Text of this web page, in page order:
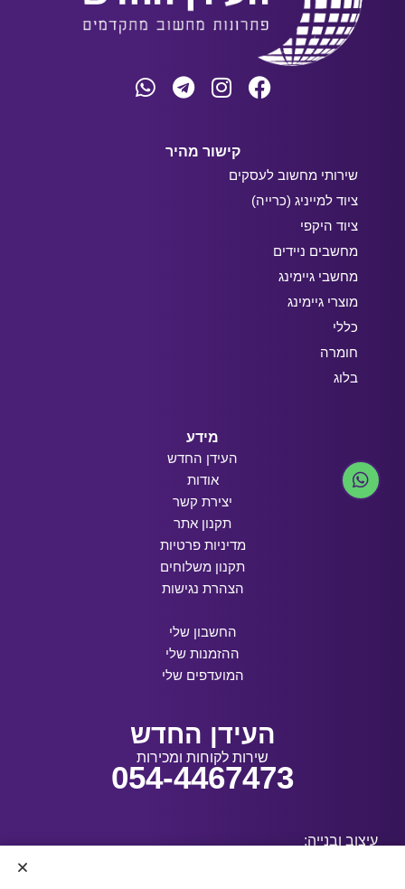
קישור מהיר
שירותי מחשוב לעסקים
ציוד למייניג (כרייה)
ציוד היקפי
מחשבים ניידים
מחשבי גיימינג
מוצרי גיימינג
כללי
חומרה
בלוג
מידע
העידן החדש
אודות
יצירת קשר
תקנון אתר
מדיניות פרטיות
תקנון משלוחים
הצהרת נגישות
החשבון שלי
ההזמנות שלי
המועדפים שלי
העידן החדש
שירות לקוחות ומכירות
054-4467473
עיצוב ובנייה: